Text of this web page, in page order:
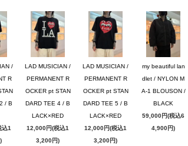
/
R
/ B
1
LAD MUSICIAN /
PERMANENT R
OCKER pt STAN
DARD TEE 4 / B
LACK×RED
12,000円(税込1
3,200円)
LAD MUSICIAN /
PERMANENT R
OCKER pt STAN
DARD TEE 5 / B
LACK×RED
12,000円(税込1
3,200円)
my beautiful lan
dlet / NYLON M
A-1 BLOUSON /
BLACK
59,000円(税込6
4,900円)